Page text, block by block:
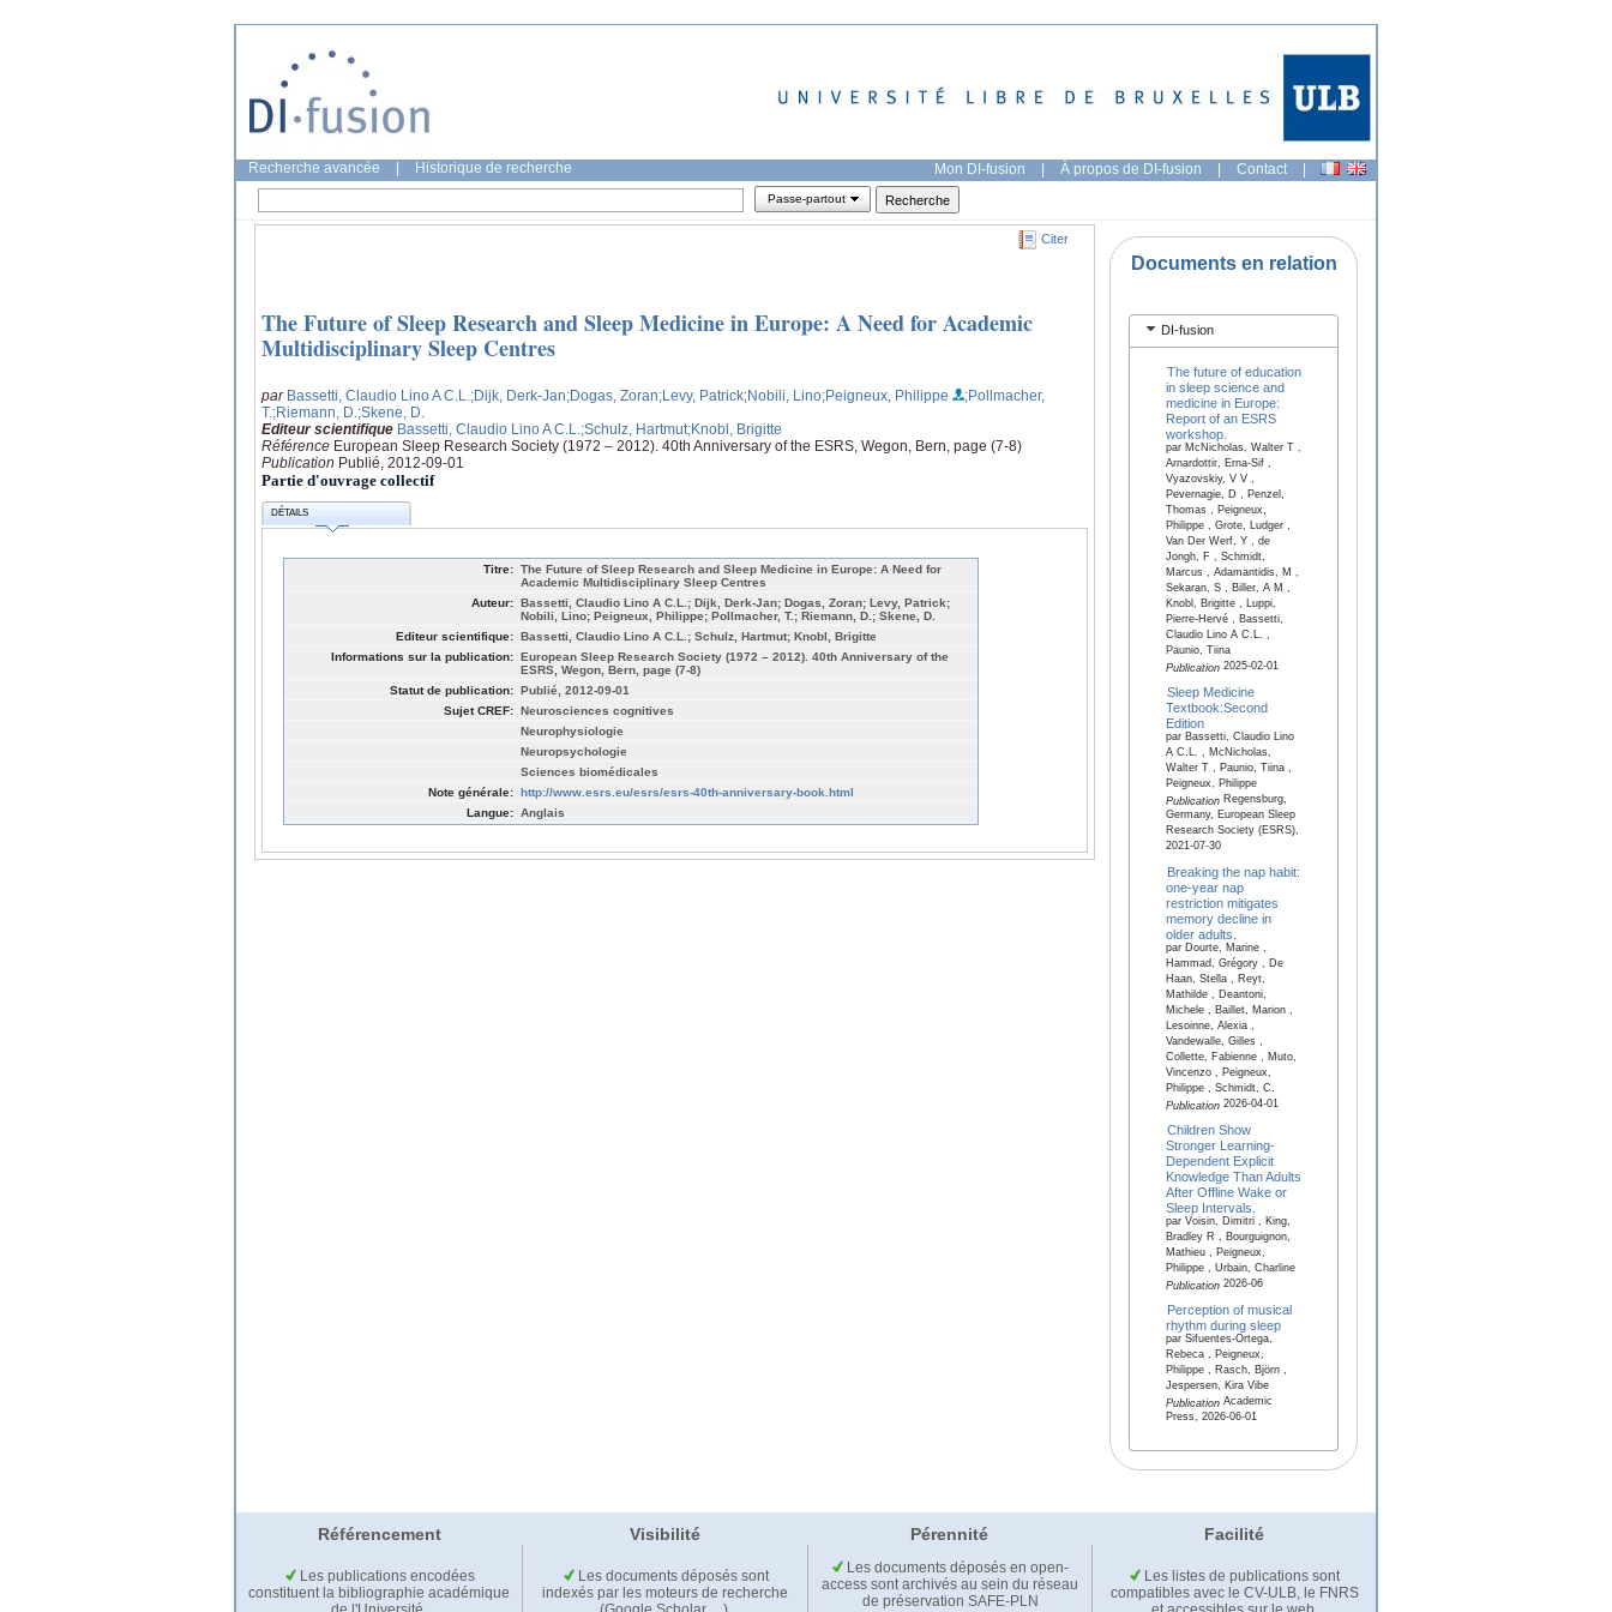
Recherche avancée Historique de recherche Mon DI-fusion | À propos de DI-fusion | Contact |
Passe-partout
Citer
The Future of Sleep Research and Sleep Medicine in Europe: A Need for Academic
Multidisciplinary Sleep Centres
par Bassetti, Claudio Lino A C.L. ;Dijk, Derk-Jan;Dogas, Zoran;Levy, Patrick;Nobili, Lino;Peigneux, Philippe
;Pollmacher,
T. ;Riemann, D. ;Skene, D.
Editeur scientifique Bassetti, Claudio Lino A C.L. ;Schulz, Hartmut;Knobl, Brigitte
Référence European Sleep Research Society (1972 – 2012). 40th Anniversary of the ESRS, Wegon, Bern, page (7-8)
Publication Publié, 2012-09-01
Partie d'ouvrage collectif
DÉTAILS
Titre: The Future of Sleep Research and Sleep Medicine in Europe: A Need for
Academic Multidisciplinary Sleep Centres
Auteur: Bassetti, Claudio Lino A C.L.; Dijk, Derk-Jan; Dogas, Zoran; Levy, Patrick;
Nobili, Lino; Peigneux, Philippe; Pollmacher, T.; Riemann, D.; Skene, D.
Editeur scientifique: Bassetti, Claudio Lino A C.L.; Schulz, Hartmut; Knobl, Brigitte
Informations sur la publication: European Sleep Research Society (1972 – 2012). 40th Anniversary of the
ESRS, Wegon, Bern, page (7-8)
Statut de publication: Publié, 2012-09-01
Sujet CREF: Neurosciences cognitives
Neurophysiologie
Neuropsychologie
Sciences biomédicales
Note générale: http://www.esrs.eu/esrs/esrs-40th-anniversary-book.html
Langue: Anglais
Documents en relation
DI-fusion
The future of education
in sleep science and
medicine in Europe:
Report of an ESRS
workshop.
par McNicholas, Walter T ,
Arnardottir, Erna-Sif ,
Vyazovskiy, V V ,
Pevernagie, D , Penzel,
Thomas , Peigneux,
Philippe , Grote, Ludger ,
Van Der Werf, Y , de
Jongh, F , Schmidt,
Marcus , Adamantidis, M ,
Sekaran, S , Biller, A M ,
Knobl, Brigitte , Luppi,
Pierre-Hervé , Bassetti,
Claudio Lino A C.L. ,
Paunio, Tiina
Publication2025-02-01
Sleep Medicine
Textbook:Second
Edition
par Bassetti, Claudio Lino
A C.L. , McNicholas,
Walter T , Paunio, Tiina ,
Peigneux, Philippe
PublicationRegensburg,
Germany, European Sleep
Research Society (ESRS),
2021-07-30
Breaking the nap habit:
one-year nap
restriction mitigates
memory decline in
older adults.
par Dourte, Marine ,
Hammad, Grégory , De
Haan, Stella , Reyt,
Mathilde , Deantoni,
Michele , Baillet, Marion ,
Lesoinne, Alexia ,
Vandewalle, Gilles ,
Collette, Fabienne , Muto,
Vincenzo , Peigneux,
Philippe , Schmidt, C.
Publication2026-04-01
Children Show
Stronger Learning-
Dependent Explicit
Knowledge Than Adults
After Offline Wake or
Sleep Intervals.
par Voisin, Dimitri , King,
Bradley R , Bourguignon,
Mathieu , Peigneux,
Philippe , Urbain, Charline
Publication2026-06
Perception of musical
rhythm during sleep
par Sifuentes-Ortega,
Rebeca , Peigneux,
Philippe , Rasch, Björn ,
Jespersen, Kira Vibe
PublicationAcademic
Press, 2026-06-01
Référencement Visibilité Pérennité Facilité
Les publications encodées
constituent la bibliographie académique
Les documents déposés sont
indexés par les moteurs de recherche
Les documents déposés en open-
access sont archivés au sein du réseau
de préservation SAFE-PLN
Les listes de publications sont
compatibles avec le CV-ULB, le FNRS